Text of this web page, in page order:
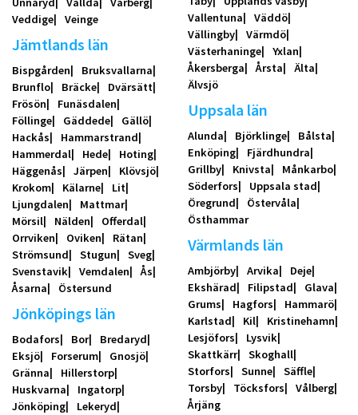
Veddige
Veinge
Jämtlands län
Bispgården
Bruksvallarna
Brunflo
Bräcke
Dvärsätt
Frösön
Funäsdalen
Föllinge
Gäddede
Gällö
Hackås
Hammarstrand
Hammerdal
Hede
Hoting
Häggenås
Järpen
Klövsjö
Krokom
Kälarne
Lit
Ljungdalen
Mattmar
Mörsil
Nälden
Offerdal
Orrviken
Oviken
Rätan
Strömsund
Stugun
Sveg
Svenstavik
Vemdalen
Ås
Åsarna
Östersund
Jönköpings län
Bodafors Bor
Bredaryd
Eksjö
Forserum
Gnosjö
Gränna
Hillerstorp
Huskvarna
Ingatorp
Jönköping
Lekeryd
Vallentuna
Väddö
Vällingby
Värmdö
Västerhaninge
Yxlan
Åkersberga
Årsta
Älta
Älvsjö
Uppsala län
Alunda Björklinge
Bålsta
Enköping
Fjärdhundra
Grillby
Knivsta
Månkarbo
Söderfors
Uppsala stad
Öregrund
Östervåla
Östhammar
Värmlands län
Ambjörby Arvika
Deje
Ekshärad
Filipstad
Glava
Grums
Hagfors
Hammarö
Karlstad
Kil
Kristinehamn
Lesjöfors
Lysvik
Skattkärr
Skoghall
Storfors
Sunne
Säffle
Torsby
Töcksfors
Vålberg
Årjäng